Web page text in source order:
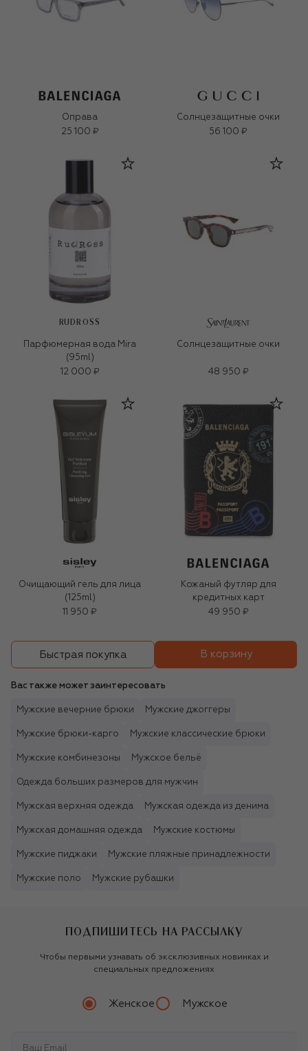
Оправа
25 100 ₽
Солнцезащитные очки
56 100 ₽
RUDROSS
Парфюмерная вода Mira
(95ml)
12 000 ₽
Солнцезащитные очки
48 950 ₽
Очищающий гель для лица
(125ml)
11 950 ₽
Кожаный футляр для
кредитных карт
49 950 ₽
Быстрая покупка В корзину
Вас также может заинтересовать
Мужские вечерние брюки Мужские джоггеры
Мужские брюки-карго Мужские классические брюки
Мужские комбинезоны Мужское бельё
Одежда больших размеров для мужчин
Мужская верхняя одежда Мужская одежда из денима
Мужская домашняя одежда Мужские костюмы
Мужские пиджаки Мужские пляжные принадлежности
Мужские поло Мужские рубашки
ПОДПИШИТЕСЬ НА РАССЫЛКУ
Чтобы первыми узнавать об эксклюзивных новинках и
специальных предложениях
Женское Мужское